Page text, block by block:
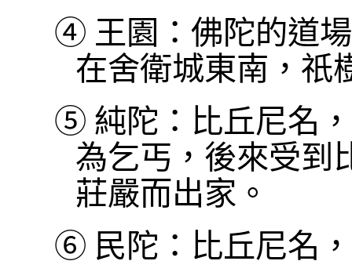
④ 王園：佛陀的道
在舍衛城東南，祇
⑤ 純陀：比丘尼名
為乞丐，後來受到
莊嚴而出家。
⑥ 民陀：比丘尼名